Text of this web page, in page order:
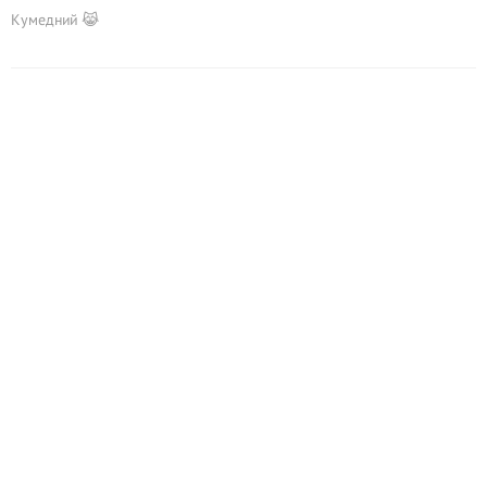
Кумедний 😹